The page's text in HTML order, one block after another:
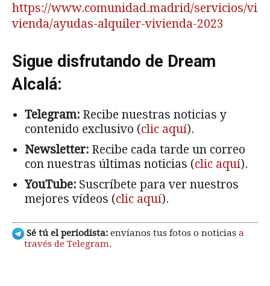
https://www.comunidad.madrid/servicios/vi
vienda/ayudas-alquiler-vivienda-2023
Sigue disfrutando de Dream
Alcalá:
Telegram: Recibe nuestras noticias y
contenido exclusivo (clic aquí).
Newsletter: Recibe cada tarde un correo
con nuestras últimas noticias (clic aquí).
YouTube: Suscríbete para ver nuestros
mejores vídeos (clic aquí).
Sé tú el periodista: envíanos tus fotos o noticias a
través de Telegram.